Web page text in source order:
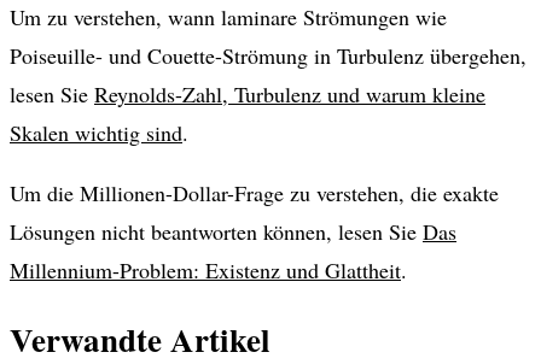
Um zu verstehen, wann laminare Strömungen wie
Poiseuille- und Couette-Strömung in Turbulenz übergehen,
lesen Sie Reynolds-Zahl, Turbulenz und warum kleine
Skalen wichtig sind.
Um die Millionen-Dollar-Frage zu verstehen, die exakte
Lösungen nicht beantworten können, lesen Sie Das
Millennium-Problem: Existenz und Glattheit.
Verwandte Artikel